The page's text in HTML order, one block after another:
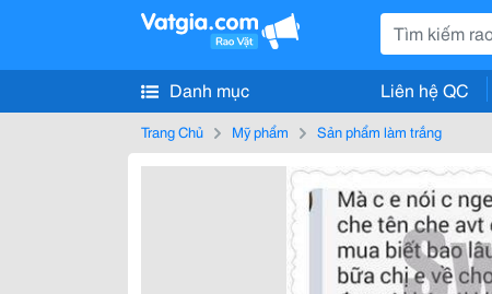
Danh mục Liên hệ QC
Trang Chủ Mỹ phẩm Sản phẩm làm trắng